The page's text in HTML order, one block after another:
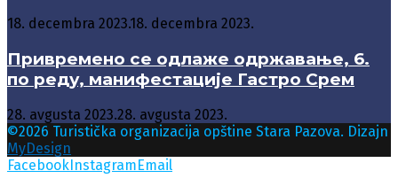
18. decembra 2023.18. decembra 2023.
Привремено се одлаже одржавање, 6.
по реду, манифестације Гастро Срем
28. avgusta 2023.28. avgusta 2023.
©2026 Turistička organizacija opštine Stara Pazova. Dizajn
MyDesign
FacebookInstagramEmail